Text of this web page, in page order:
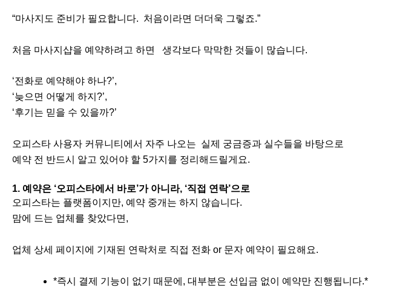
“마사지도 준비가 필요합니다. 처음이라면 더더욱 그렇죠.”
처음 마사지샵을 예약하려고 하면 생각보다 막막한 것들이 많습니다.
‘전화로 예약해야 하나?’,
‘늦으면 어떻게 하지?’,
‘후기는 믿을 수 있을까?’
오피스타 사용자 커뮤니티에서 자주 나오는 실제 궁금증과 실수들을 바탕으로
예약 전 반드시 알고 있어야 할 5가지를 정리해드릴게요.
1. 예약은 ‘오피스타에서 바로’가 아니라, ‘직접 연락’으로
오피스타는 플랫폼이지만, 예약 중개는 하지 않습니다.
맘에 드는 업체를 찾았다면,
업체 상세 페이지에 기재된 연락처로 직접 전화 or 문자 예약이 필요해요.
*즉시 결제 기능이 없기 때문에, 대부분은 선입금 없이 예약만 진행됩니다.*